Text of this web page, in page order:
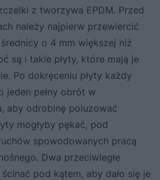
z tworzywa EPDM. Przed
należy najpierw przewiercić
o 4 mm większej niż
są i takie płyty, które mają je
Po dokręceniu płyty każdy
jeden pełny obrót w
aby odrobinę poluzować
mogłyby pękać, pod
spowodowanych pracą
Dwa przeciwległe
pod kątem, aby dało się je